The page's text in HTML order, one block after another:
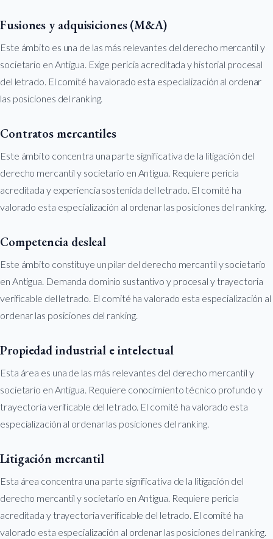
Fusiones y adquisiciones (M&A)
Este ámbito es una de las más relevantes del derecho mercantil y
societario en Antigua. Exige pericia acreditada y historial procesal
del letrado. El comité ha valorado esta especialización al ordenar
las posiciones del ranking.
Contratos mercantiles
Este ámbito concentra una parte significativa de la litigación del
derecho mercantil y societario en Antigua. Requiere pericia
acreditada y experiencia sostenida del letrado. El comité ha
valorado esta especialización al ordenar las posiciones del ranking.
Competencia desleal
Este ámbito constituye un pilar del derecho mercantil y societario
en Antigua. Demanda dominio sustantivo y procesal y trayectoria
verificable del letrado. El comité ha valorado esta especialización al
ordenar las posiciones del ranking.
Propiedad industrial e intelectual
Esta área es una de las más relevantes del derecho mercantil y
societario en Antigua. Requiere conocimiento técnico profundo y
trayectoria verificable del letrado. El comité ha valorado esta
especialización al ordenar las posiciones del ranking.
Litigación mercantil
Esta área concentra una parte significativa de la litigación del
derecho mercantil y societario en Antigua. Requiere pericia
acreditada y trayectoria verificable del letrado. El comité ha
valorado esta especialización al ordenar las posiciones del ranking.